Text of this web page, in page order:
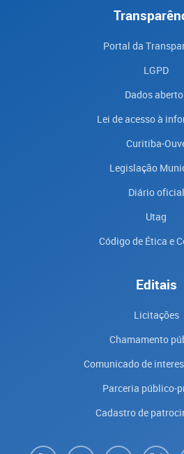
Portal da
LGPD
Dados
Lei de acesso à
Curitiba-
Legislação
Diário oficial
Utag
Código de Ética e
Editais
Licitações
Chamamento
Comunicado de
Parceria público-
Cadastro de